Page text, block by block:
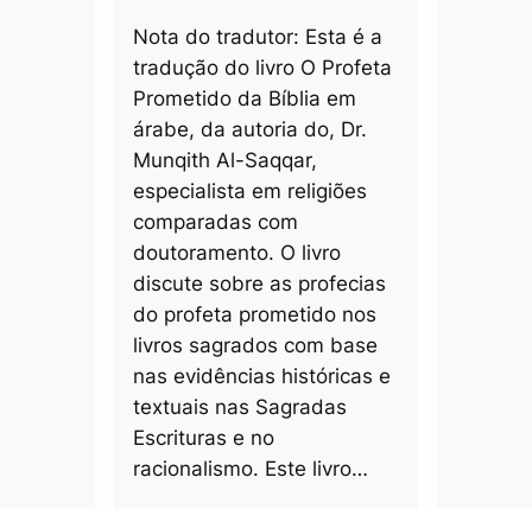
Nota do tradutor: Esta é a
tradução do livro O Profeta
Prometido da Bíblia em
árabe, da autoria do, Dr.
Munqith Al-Saqqar,
especialista em religiões
comparadas com
doutoramento. O livro
discute sobre as profecias
do profeta prometido nos
livros sagrados com base
nas evidências históricas e
textuais nas Sagradas
Escrituras e no
racionalismo. Este livro…